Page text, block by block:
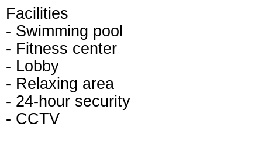
Facilities
- Swimming pool
- Fitness center
- Lobby
- Relaxing area
- 24-hour security
- CCTV